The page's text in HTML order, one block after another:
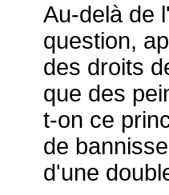
Au-delà de
question,
des droits
que des
t-on ce
de
d'une